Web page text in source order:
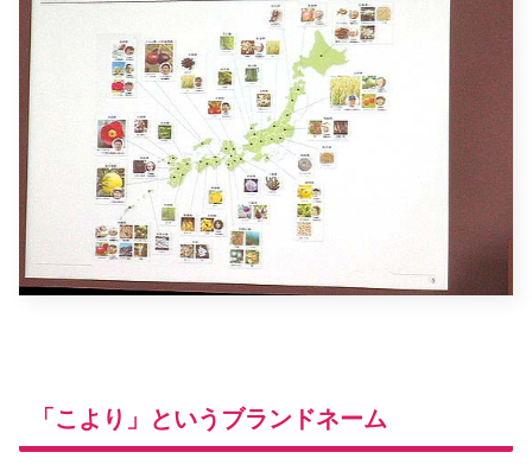
「こより」というブランドネーム